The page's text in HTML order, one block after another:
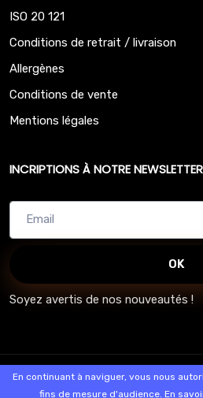
ISO 20 121
Conditions de retrait / livraison
Allergènes
Conditions de vente
Mentions légales
INCRIPTIONS À NOTRE
OK
Soyez avertis de nos nouveautés !
© 2026 - Logiciel
SaasFood - Logiciel
internet et en
En continuant à naviguer, vous nous
fins de mesure d'audience. En